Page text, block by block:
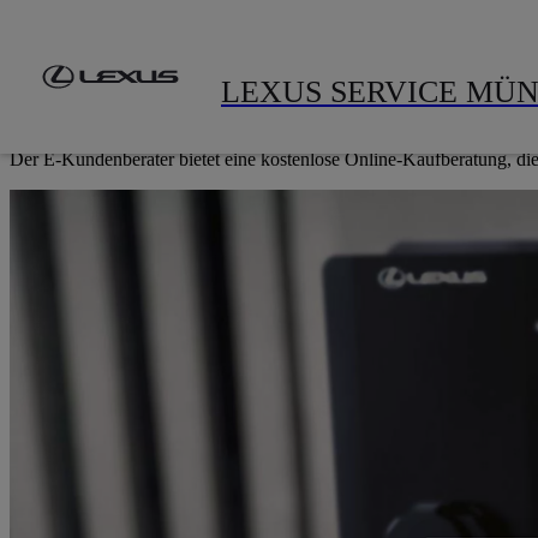
LEXUS SERVICE
E-KUNDENBERATER
Der E-Kundenberater bietet eine kostenlose Online-Kaufberatung,